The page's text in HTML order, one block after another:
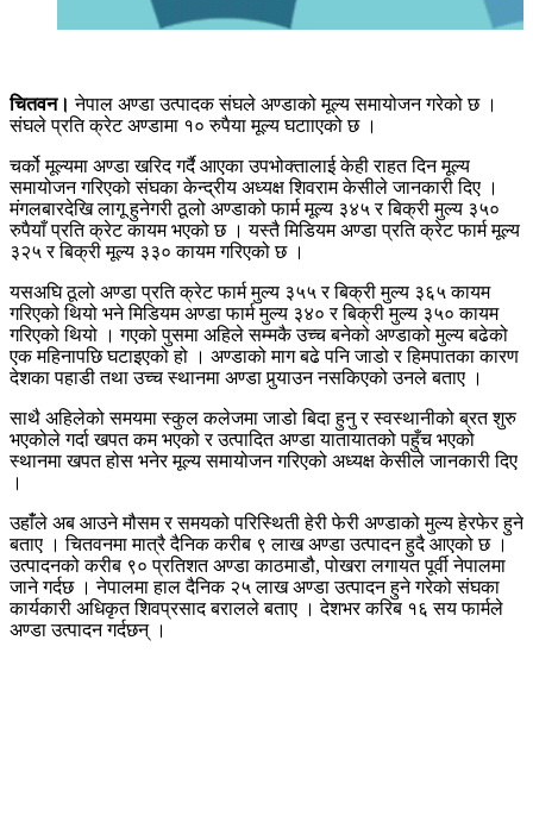
चितवन। नेपाल अण्डा उत्पादक संघले अण्डाको मूल्य समायोजन गरेको छ ।
संघले प्रति क्रेट अण्डामा १० रुपैया मूल्य घटााएको छ ।
चर्को मूल्यमा अण्डा खरिद गर्दै आएका उपभोक्तालाई केही राहत दिन मूल्य
समायोजन गरिएको संघका केन्द्रीय अध्यक्ष शिवराम केसीले जानकारी दिए ।
मंगलबारदेखि लागू हुनेगरी ठूलो अण्डाको फार्म मूल्य ३४५ र बिक्री मुल्य ३५०
रुपैयाँ प्रति क्रेट कायम भएको छ । यस्तै मिडियम अण्डा प्रति क्रेट फार्म मूल्य
३२५ र बिक्री मूल्य ३३० कायम गरिएको छ ।
यसअघि ठूलो अण्डा प्रति क्रेट फार्म मुल्य ३५५ र बिक्री मुल्य ३६५ कायम
गरिएको थियो भने मिडियम अण्डा फार्म मुल्य ३४० र बिक्री मुल्य ३५० कायम
गरिएको थियो । गएको पुसमा अहिले सम्मकै उच्च बनेको अण्डाको मुल्य बढेको
एक महिनापछि घटाइएको हो । अण्डाको माग बढे पनि जाडो र हिमपातका कारण
देशका पहाडी तथा उच्च स्थानमा अण्डा पुर्‍याउन नसकिएको उनले बताए ।
साथै अहिलेको समयमा स्कुल कलेजमा जाडो बिदा हुनु र स्वस्थानीको ब्रत शुरु
भएकोले गर्दा खपत कम भएको र उत्पादित अण्डा यातायातको पहुँच भएको
स्थानमा खपत होस भनेर मूल्य समायोजन गरिएको अध्यक्ष केसीले जानकारी दिए
।
उहांँले अब आउने मौसम र समयको परिस्थिती हेरी फेरी अण्डाको मुल्य हेरफेर हुने
बताए । चितवनमा मात्रै दैनिक करीब ९ लाख अण्डा उत्पादन हुदै आएको छ ।
उत्पादनको करीब ९० प्रतिशत अण्डा काठमाडौ, पोखरा लगायत पूर्वी नेपालमा
जाने गर्दछ । नेपालमा हाल दैनिक २५ लाख अण्डा उत्पादन हुने गरेको संघका
कार्यकारी अधिकृत शिवप्रसाद बरालले बताए । देशभर करिब १६ सय फार्मले
अण्डा उत्पादन गर्दछन् ।